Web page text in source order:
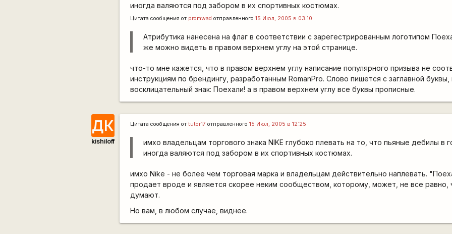
иногда валяются под забором в их спортивных костюмах.
Цитата сообщения от promwad отправленного15 Июл, 2005 в 03:10
Атрибутика нанесена на флаг в соответствии с зарегестрированным логотипом
же можно видеть в правом верхнем углу на этой странице.
что-то мне кажется, что в правом верхнем углу написание популярного призыва не
инструкциям по брендингу, разработанным RomanPro. Слово пишется с заглавной буквы,
восклицательный знак: Поехали! а в правом верхнем углу все буквы прописные.
ДК
kishiloff
Цитата сообщения отtutor17 отправленного15 Июл, 2005 в 12:25
имхо владельцам торгового знака NIKE глубоко плевать на то, что пьяные дебилы в
иногда валяются под забором в их спортивных костюмах.
имхо Nike - не более чем торговая марка и владельцам действительно наплевать.
продает вроде и является скорее неким сообществом, которому, может, не все равно,
думают.
Но вам, в любом случае, виднее.